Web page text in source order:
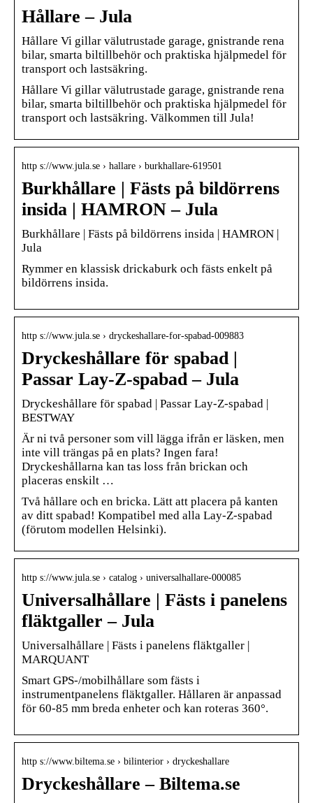
Hållare – Jula
Hållare Vi gillar välutrustade garage, gnistrande rena
bilar, smarta biltillbehör och praktiska hjälpmedel för
transport och lastsäkring.
Hållare Vi gillar välutrustade garage, gnistrande rena
bilar, smarta biltillbehör och praktiska hjälpmedel för
transport och lastsäkring. Välkommen till Jula!
http s://www.jula.se › hallare › burkhallare-619501
Burkhållare | Fästs på bildörrens
insida | HAMRON – Jula
Burkhållare | Fästs på bildörrens insida | HAMRON |
Jula
Rymmer en klassisk drickaburk och fästs enkelt på
bildörrens insida.
http s://www.jula.se › dryckeshallare-for-spabad-009883
Dryckeshållare för spabad |
Passar Lay-Z-spabad – Jula
Dryckeshållare för spabad | Passar Lay-Z-spabad |
BESTWAY
Är ni två personer som vill lägga ifrån er läsken, men
inte vill trängas på en plats? Ingen fara!
Dryckeshållarna kan tas loss från brickan och
placeras enskilt …
Två hållare och en bricka. Lätt att placera på kanten
av ditt spabad! Kompatibel med alla Lay-Z-spabad
(förutom modellen Helsinki).
http s://www.jula.se › catalog › universalhallare-000085
Universalhållare | Fästs i panelens
fläktgaller – Jula
Universalhållare | Fästs i panelens fläktgaller |
MARQUANT
Smart GPS-/mobilhållare som fästs i
instrumentpanelens fläktgaller. Hållaren är anpassad
för 60-85 mm breda enheter och kan roteras 360°.
http s://www.biltema.se › bilinterior › dryckeshallare
Dryckeshållare – Biltema.se